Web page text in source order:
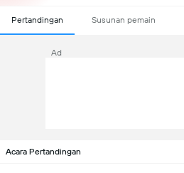
Pertandingan Susunan pemain
Ad
Acara Pertandingan